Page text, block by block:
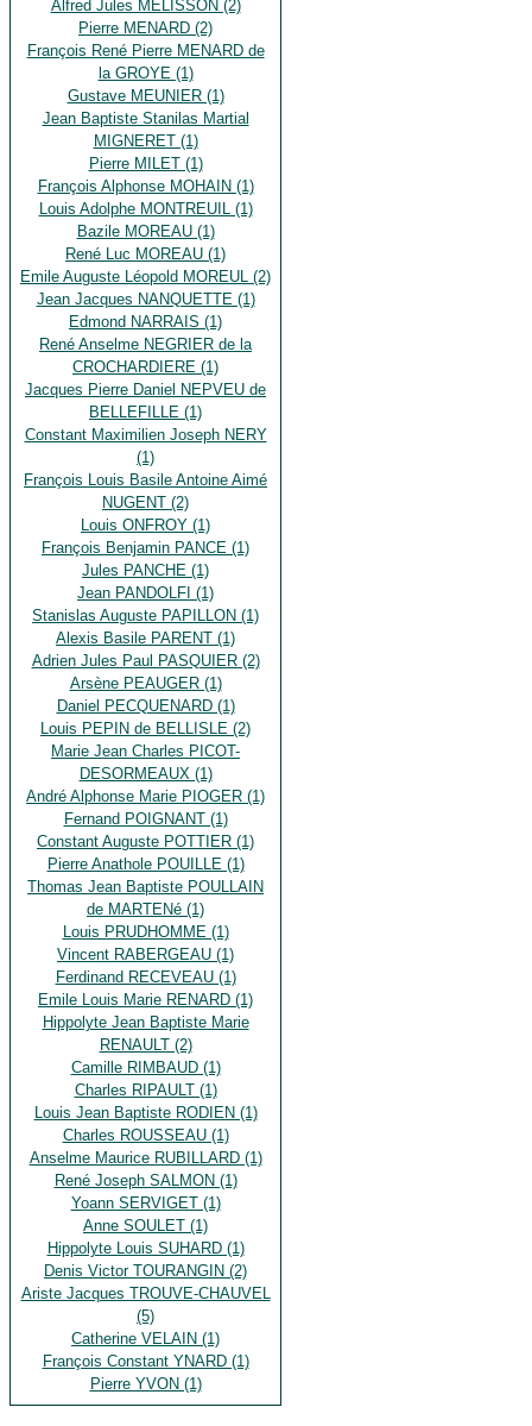
Alfred Jules MELISSON (2)
Pierre MENARD (2)
François René Pierre MENARD de
la GROYE (1)
Gustave MEUNIER (1)
Jean Baptiste Stanilas Martial
MIGNERET (1)
Pierre MILET (1)
François Alphonse MOHAIN (1)
Louis Adolphe MONTREUIL (1)
Bazile MOREAU (1)
René Luc MOREAU (1)
Emile Auguste Léopold MOREUL (2)
Jean Jacques NANQUETTE (1)
Edmond NARRAIS (1)
René Anselme NEGRIER de la
CROCHARDIERE (1)
Jacques Pierre Daniel NEPVEU de
BELLEFILLE (1)
Constant Maximilien Joseph NERY
(1)
François Louis Basile Antoine Aimé
NUGENT (2)
Louis ONFROY (1)
François Benjamin PANCE (1)
Jules PANCHE (1)
Jean PANDOLFI (1)
Stanislas Auguste PAPILLON (1)
Alexis Basile PARENT (1)
Adrien Jules Paul PASQUIER (2)
Arsène PEAUGER (1)
Daniel PECQUENARD (1)
Louis PEPIN de BELLISLE (2)
Marie Jean Charles PICOT-
DESORMEAUX (1)
André Alphonse Marie PIOGER (1)
Fernand POIGNANT (1)
Constant Auguste POTTIER (1)
Pierre Anathole POUILLE (1)
Thomas Jean Baptiste POULLAIN
de MARTENé (1)
Louis PRUDHOMME (1)
Vincent RABERGEAU (1)
Ferdinand RECEVEAU (1)
Emile Louis Marie RENARD (1)
Hippolyte Jean Baptiste Marie
RENAULT (2)
Camille RIMBAUD (1)
Charles RIPAULT (1)
Louis Jean Baptiste RODIEN (1)
Charles ROUSSEAU (1)
Anselme Maurice RUBILLARD (1)
René Joseph SALMON (1)
Yoann SERVIGET (1)
Anne SOULET (1)
Hippolyte Louis SUHARD (1)
Denis Victor TOURANGIN (2)
Ariste Jacques TROUVE-CHAUVEL
(5)
Catherine VELAIN (1)
François Constant YNARD (1)
Pierre YVON (1)